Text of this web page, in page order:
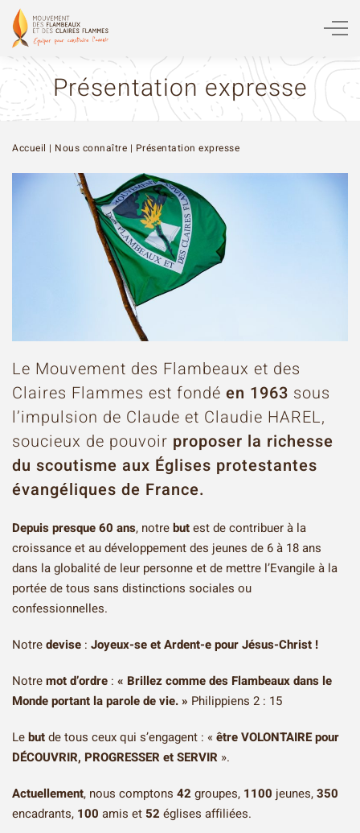
Présentation expresse
Accueil | Nous connaître | Présentation expresse
Le Mouvement des Flambeaux et des
Claires Flammes est fondé en 1963 sous
l’impulsion de Claude et Claudie HAREL,
soucieux de pouvoir proposer la richesse
du scoutisme aux Églises protestantes
évangéliques de France.
Depuis presque 60 ans, notrebutest de contribuer à la
croissance et au développement des jeunes de 6 à 18 ans
dans la globalité de leur personne et de mettre l’Evangile à la
portée de tous sans distinctions sociales ou
confessionnelles.
Notredevise : Joyeux-se et Ardent-e pour Jésus-Christ !
Notremot d’ordre : « Brillez comme des Flambeaux dans le
Monde portant la parole de vie. » Philippiens 2 : 15
Lebutde tous ceux qui s’engagent : «être VOLONTAIRE pour
DÉCOUVRIR, PROGRESSER et SERVIR ».
Actuellement, nous comptons 42 groupes, 1100 jeunes,350
encadrants, 100 amis et52 églises affiliées.